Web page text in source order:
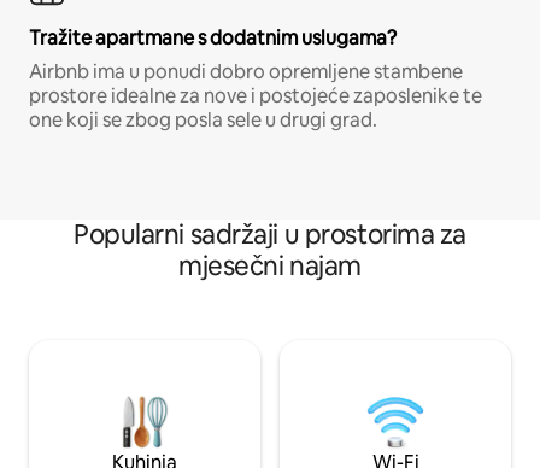
Tražite apartmane s dodatnim uslugama?
Airbnb ima u ponudi dobro opremljene stambene
prostore idealne za nove i postojeće zaposlenike te
one koji se zbog posla sele u drugi grad.
Popularni sadržaji u prostorima za
mjesečni najam
Kuhinja Wi-Fi